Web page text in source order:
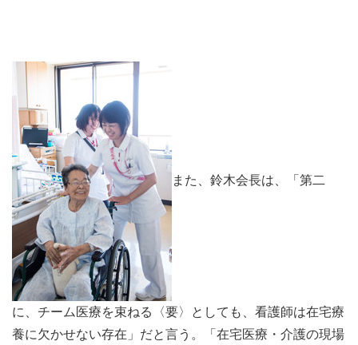
また、鈴木会長は、「第二
に、チーム医療を束ねる〈要〉としても、看護師は在宅療
養に欠かせない存在」だと言う。「在宅医療・介護の現場